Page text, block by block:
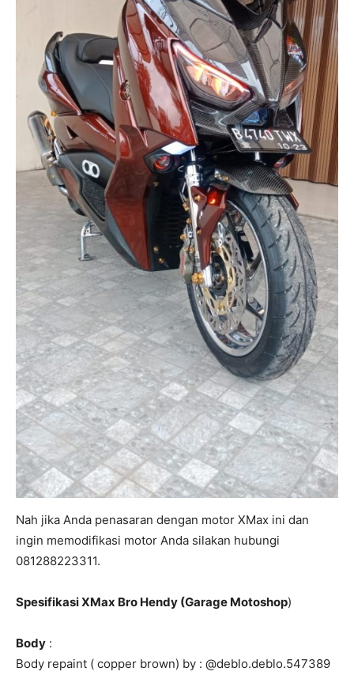
Nah jika Anda penasaran dengan motor XMax ini dan
ingin memodifikasi motor Anda silakan hubungi
081288223311.
Spesifikasi XMax Bro Hendy (Garage Motoshop)
Body :
Body repaint ( copper brown) by : @deblo.deblo.547389